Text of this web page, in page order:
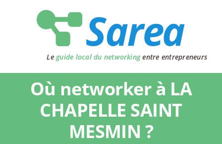
Le guide local du networkingentre entrepreneurs
Où networker à LA
CHAPELLE SAINT
MESMIN ?